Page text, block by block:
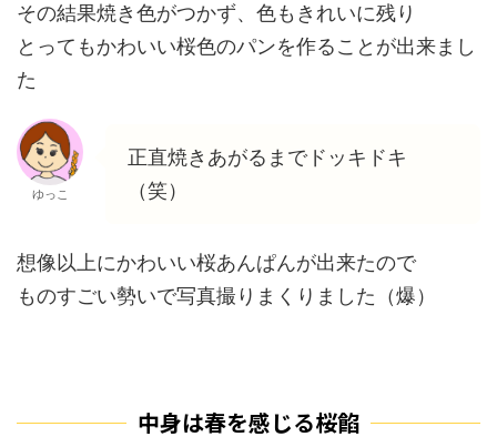
その結果焼き色がつかず、色もきれいに残り
とってもかわいい桜色のパンを作ることが出来まし
た
ゆっこ
正直焼きあがるまでドッキドキ
（笑）
想像以上にかわいい桜あんぱんが出来たので
ものすごい勢いで写真撮りまくりました（爆）
中身は春を感じる桜餡